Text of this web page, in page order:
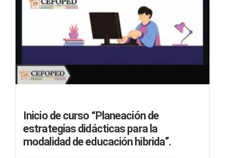
Inicio de curso “Planeación de
estrategias didácticas para la
modalidad de educación hibrida”.